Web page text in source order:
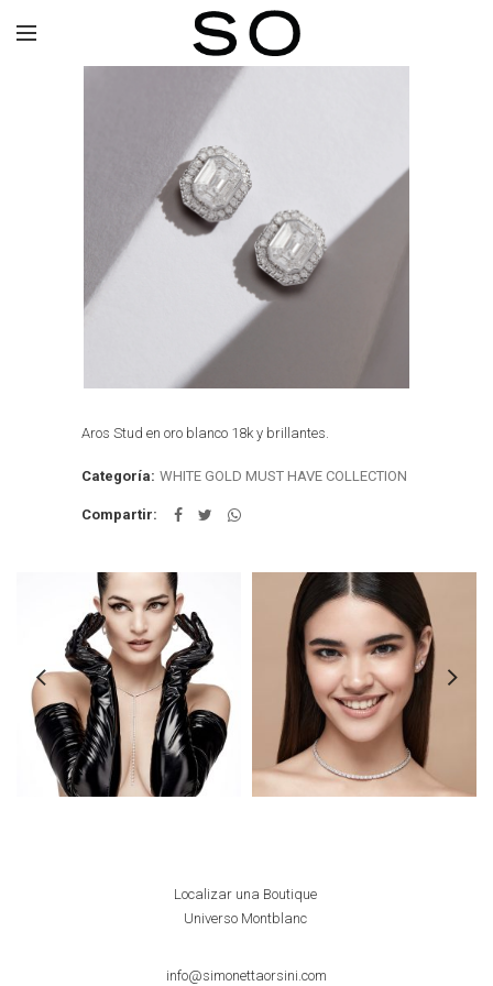
Aros Stud en oro blanco 18k y brillantes.
Categoría: WHITE GOLD MUST HAVE COLLECTION
Compartir
Localizar una Boutique
Universo Montblanc
info@simonettaorsini.com